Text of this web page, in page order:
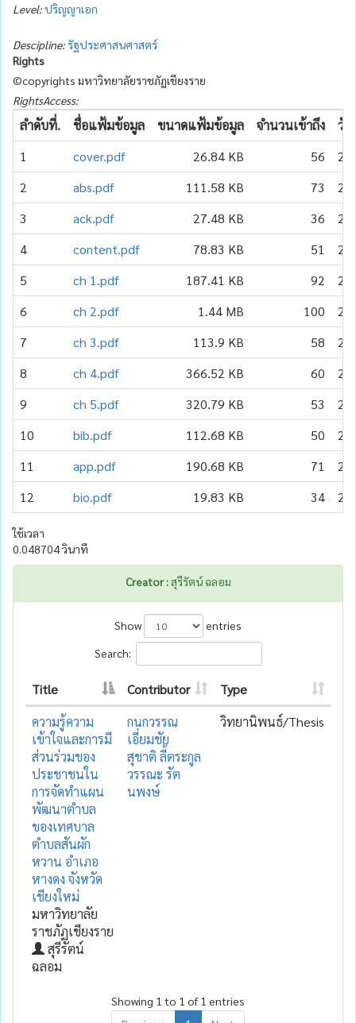
Level:ปริญญาเอก
Descipline: รัฐประศาสนศาสตร์
Rights
©copyrights มหาวิทยาลัยราชภัฏเชียงราย
RightsAccess:
ลำดับที่. ชื่อแฟ้มข้อมูล ขนาดแฟ้มข้อมูล จำนวนเข้าถึง
วัน
1
cover.pdf 26.84 KB 56
2
abs.pdf 111.58 KB 73
3
ack.pdf 27.48 KB 36
4
content.pdf 78.83 KB 51
5
ch 1.pdf 187.41 KB 92
6
ch 2.pdf 1.44 MB 100
7
ch 3.pdf 113.9 KB 58
8
ch 4.pdf 366.52 KB 60
9
ch 5.pdf 320.79 KB 53
10
bib.pdf 112.68 KB 50
11
app.pdf 190.68 KB 71
12
bio.pdf 19.83 KB 34
ใช้เวลา
0.048704 วินาที
Creator :สุรีรัตน์ ฉลอม
Show
entries
Search:
Title Contributor
Type
ความรู้ความ
เข้าใจและการมี
ส่วนร่วมของ
ประชาชนใน
การจัดทำแผน
พัฒนาตำบล
ของเทศบาล
ตำบลสันผัก
หวาน อำเภอ
หางดง จังหวัด
เชียงใหม่
มหาวิทยาลัย
ราชภัฏเชียงราย
สุรีรัตน์
ฉลอม
กนกวรรณ
เอี่ยมชัย
สุชาติ ลี้ตระกูล
วรรณะ รัต
นพงษ์
วิทยานิพนธ์/Thesis
Showing 1 to 1 of 1 entries